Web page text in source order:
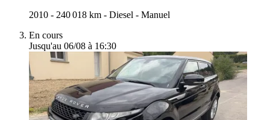
2010 - 240 018 km - Diesel - Manuel
En cours
Jusqu'au 06/08 à 16:30